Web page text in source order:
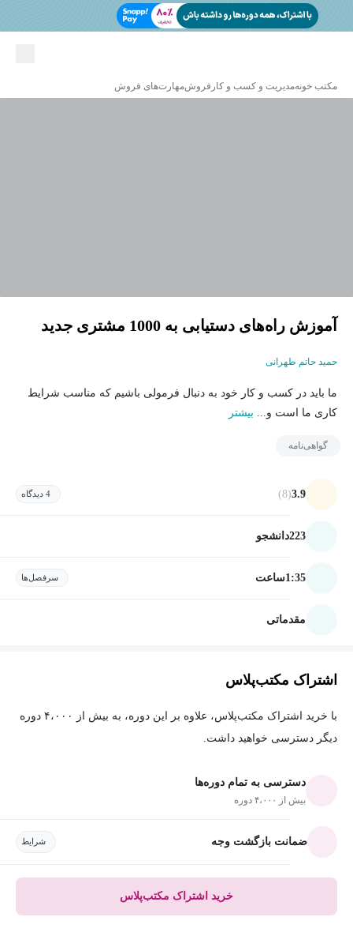
مکتب خونهمدیریت و کسب و کار فروشمهارت‌های فروش
آموزش راه‌های دستیابی به 1000 مشتری جدید
حمید حاتم طهرانی
ما باید در کسب و کار خود به دنبال فرمولی باشیم که مناسب شرایط
کاری ما است و... بیشتر
گواهی‌نامه
3.9
(8) 4 دیدگاه
223دانشجو
1:35ساعت سرفصل‌ها
مقدماتی
اشتراک مکتب‌پلاس
با خرید اشتراک مکتب‌پلاس، علاوه بر این دوره، به بیش از ۴،۰۰۰ دوره
دیگر دسترسی خواهید داشت.
دسترسی به تمام دوره‌ها
بیش از ۴،۰۰۰ دوره
ضمانت بازگشت وجه شرایط
خرید اشتراک مکتب‌پلاس